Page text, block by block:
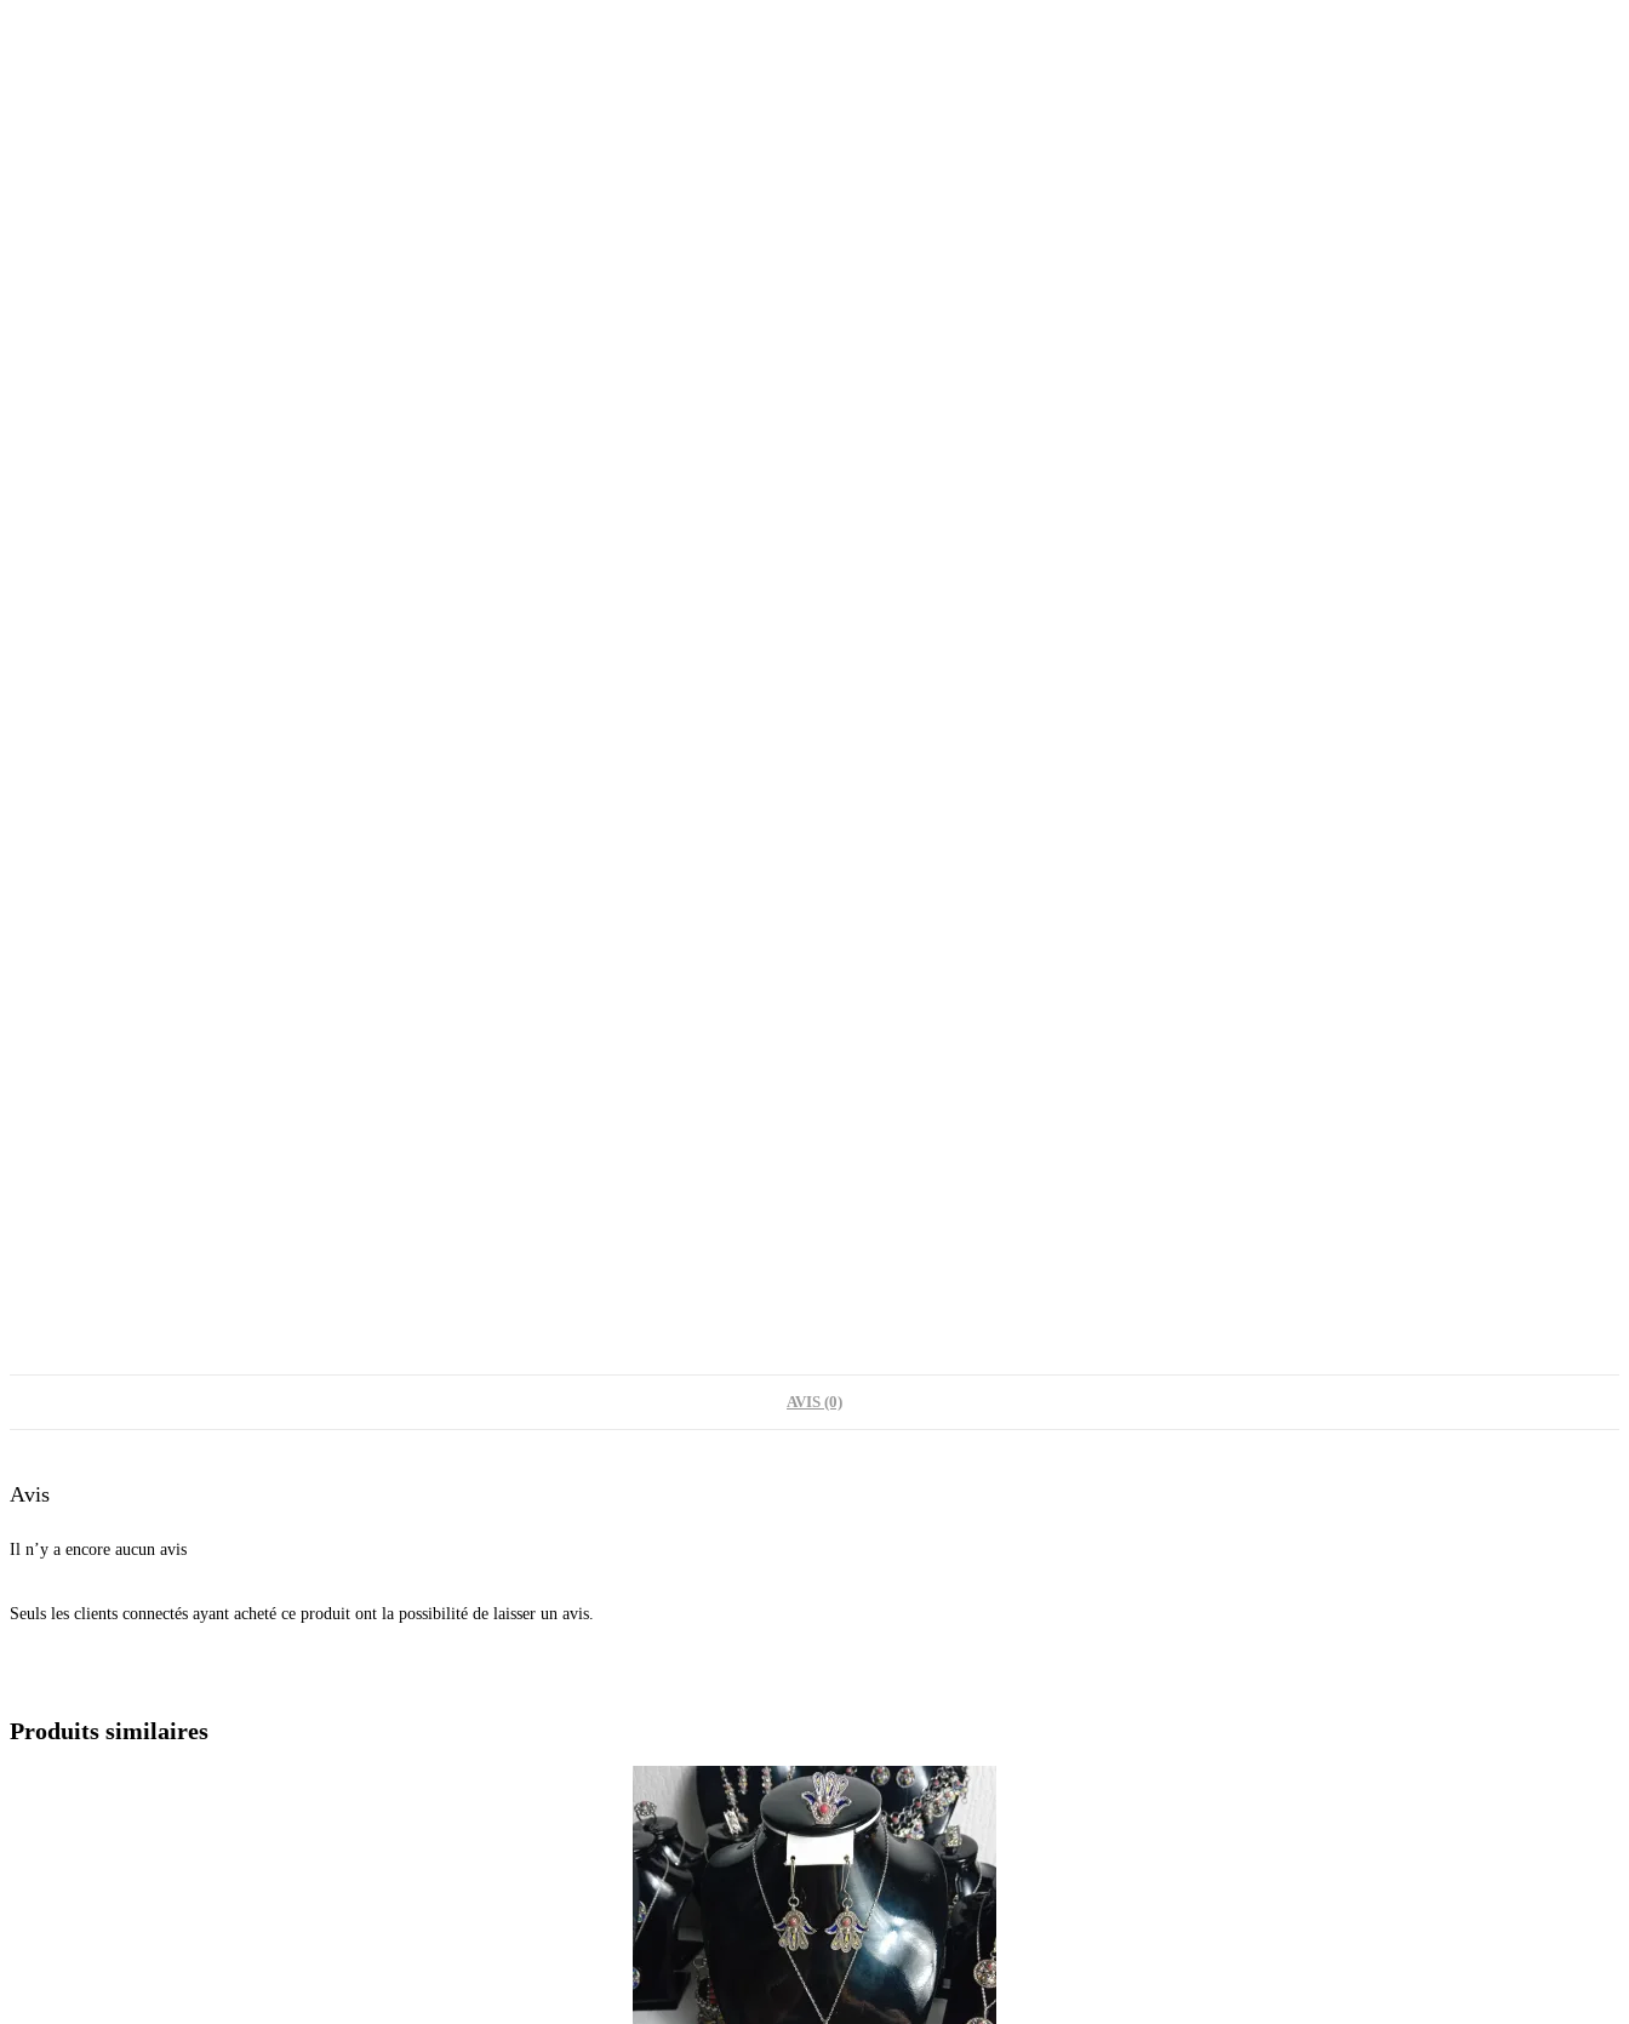
AVIS (0)
Avis
Il n’y a encore aucun avis
Seuls les clients connectés ayant acheté ce produit ont la possibilité de laisser un avis.
Produits similaires